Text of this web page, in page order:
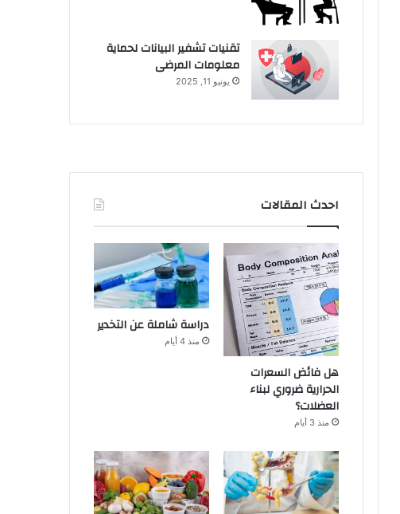
تقنيات تشفير البيانات لحماية
معلومات المرضى
يونيو 11, 2025
احدث المقالات
هل فائض السعرات
الحرارية ضروري لبناء
العضلات؟
منذ 3 أيام
دراسة شاملة عن التخدير
منذ 4 أيام